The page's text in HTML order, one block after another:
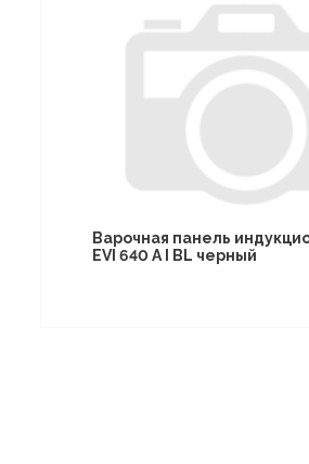
Варочная панель
EVI 640 A I BL черный